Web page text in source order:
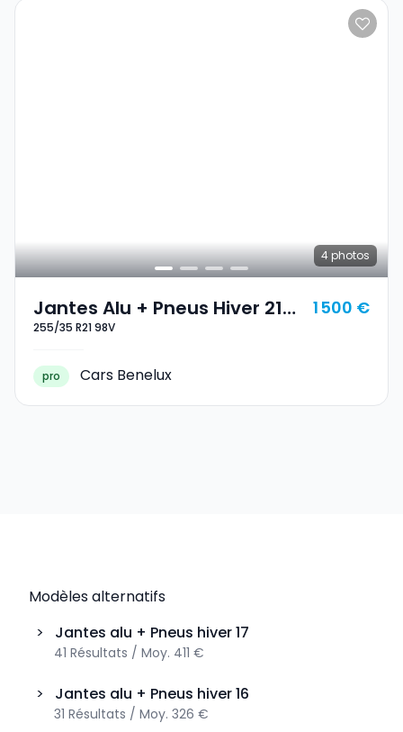
4 photos
Jantes Alu + Pneus Hiver 21
255/35 R21 98V
255/35 R21 98V
1 500 €
pro Cars Benelux
Modèles alternatifs
>
Jantes alu + Pneus hiver17
41 Résultats / Moy. 411 €
> Jantes alu + Pneus hiver16
31 Résultats / Moy. 326 €